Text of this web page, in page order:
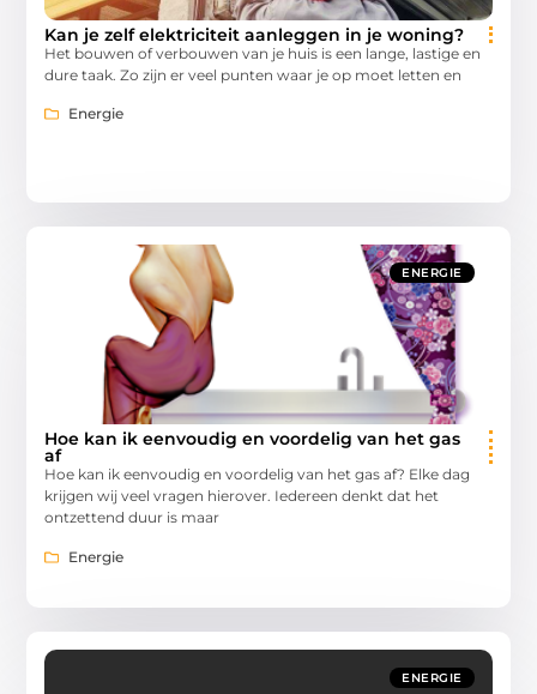
Kan je zelf elektriciteit aanleggen in je woning?
Het bouwen of verbouwen van je huis is een lange, lastige en
dure taak. Zo zijn er veel punten waar je op moet letten en
Energie
ENERGIE
Hoe kan ik eenvoudig en voordelig van het gas
af
Hoe kan ik eenvoudig en voordelig van het gas af? Elke dag
krijgen wij veel vragen hierover. Iedereen denkt dat het
ontzettend duur is maar
Energie
ENERGIE